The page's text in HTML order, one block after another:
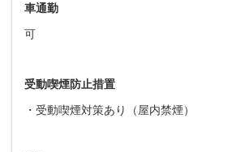
車通勤
可
受動喫煙防止措置
・受動喫煙対策あり（屋内禁煙）